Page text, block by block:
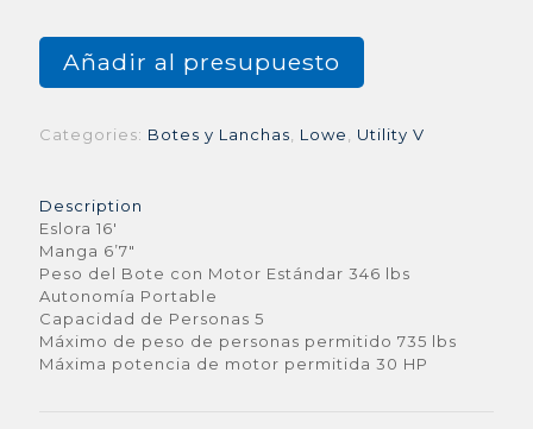
Añadir al presupuesto
Categories: Botes y Lanchas Lowe Utility V
Description
Eslora 16′
Manga 6’7″
Peso del Bote con Motor Estándar 346 lbs
Autonomía Portable
Capacidad de Personas 5
Máximo de peso de personas permitido 735 lbs
Máxima potencia de motor permitida 30 HP